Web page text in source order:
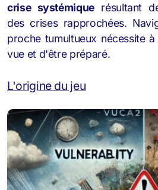
crise systémique résultant
des crises rapprochées.
proche tumultueux nécessite
vue et d'être préparé.
L'origine du jeu